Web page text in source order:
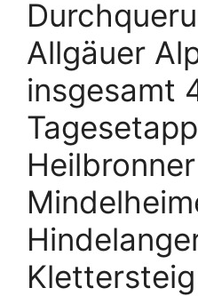
Allgäuer
insgesamt
Klettersteig